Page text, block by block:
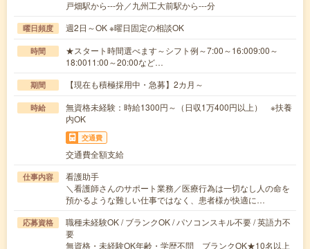
戸畑駅から---分／九州工大前駅から---分
曜日頻度 週2日～OK ※曜日固定の相談OK
時間
★スタート時間選べます～シフト例～7:00～16:009:00～
18:0011:00～20:00など…
期間 【現在も積極採用中・急募】2カ月～
時給
無資格未経験：時給1300円～（日収1万400円以上） ※扶養
内OK
交通費
交通費全額支給
仕事内容
看護助手
＼看護師さんのサポート業務／医療行為は一切なし人の命を
預かるような難しい仕事ではなく、患者様が快適に…
応募資格
職種未経験OK / ブランクOK / パソコンスキル不要 / 英語力不
要
無資格・未経験OK年齢・学歴不問 ブランクOK★10名以上